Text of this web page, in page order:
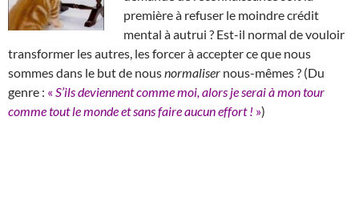
première à refuser le moindre crédit
mental à autrui ? Est-il normal de vouloir
transformer les autres, les forcer à accepter ce que nous
sommes dans le but de nousnormaliser nous-mêmes ? (Du
genre : « S’ils deviennent comme moi, alors je serai à mon tour
comme tout le monde et sans faire aucun effort ! »)